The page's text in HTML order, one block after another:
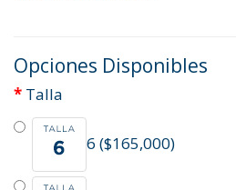
Opciones Disponibles
Talla
6 ($165,000)